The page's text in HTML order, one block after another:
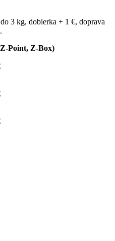
3 kg, dobierka + 1 €, doprava
Point, Z-Box)